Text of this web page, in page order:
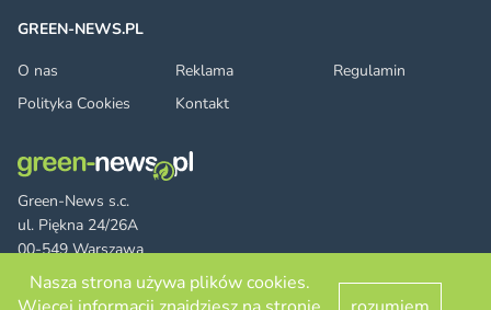
Green-News s.c.
ul. Piękna 24/26A
00-549 Warszawa
GREEN-NEWS.PL
O nas
Reklama
Regulamin
Polityka Cookies
Kontakt
Nasza strona używa plików cookies.